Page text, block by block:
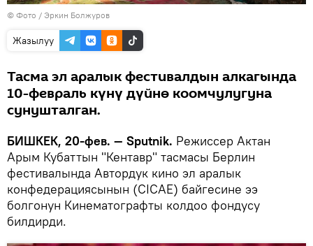
© Фото / Эркин Болжуров
Жазылуу
Тасма эл аралык фестивалдын алкагында
10-февраль күнү дүйнө коомчулугуна
сунушталган.
БИШКЕК, 20-фев. — Sputnik. Режиссер Актан
Арым Кубаттын "Кентавр" тасмасы Берлин
фестивалында Автордук кино эл аралык
конфедерациясынын (CICAE) байгесине ээ
болгонун Кинематографты колдоо фондусу
билдирди.